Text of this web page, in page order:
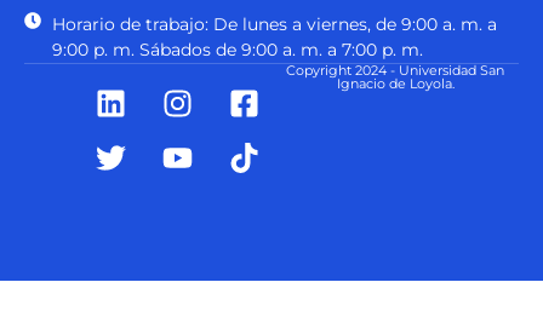
Horario de trabajo: De lunes a viernes, de 9:00 a. m. a
9:00 p. m. Sábados de 9:00 a. m. a 7:00 p. m.
Copyright 2024 - Universidad San
Ignacio de Loyola.